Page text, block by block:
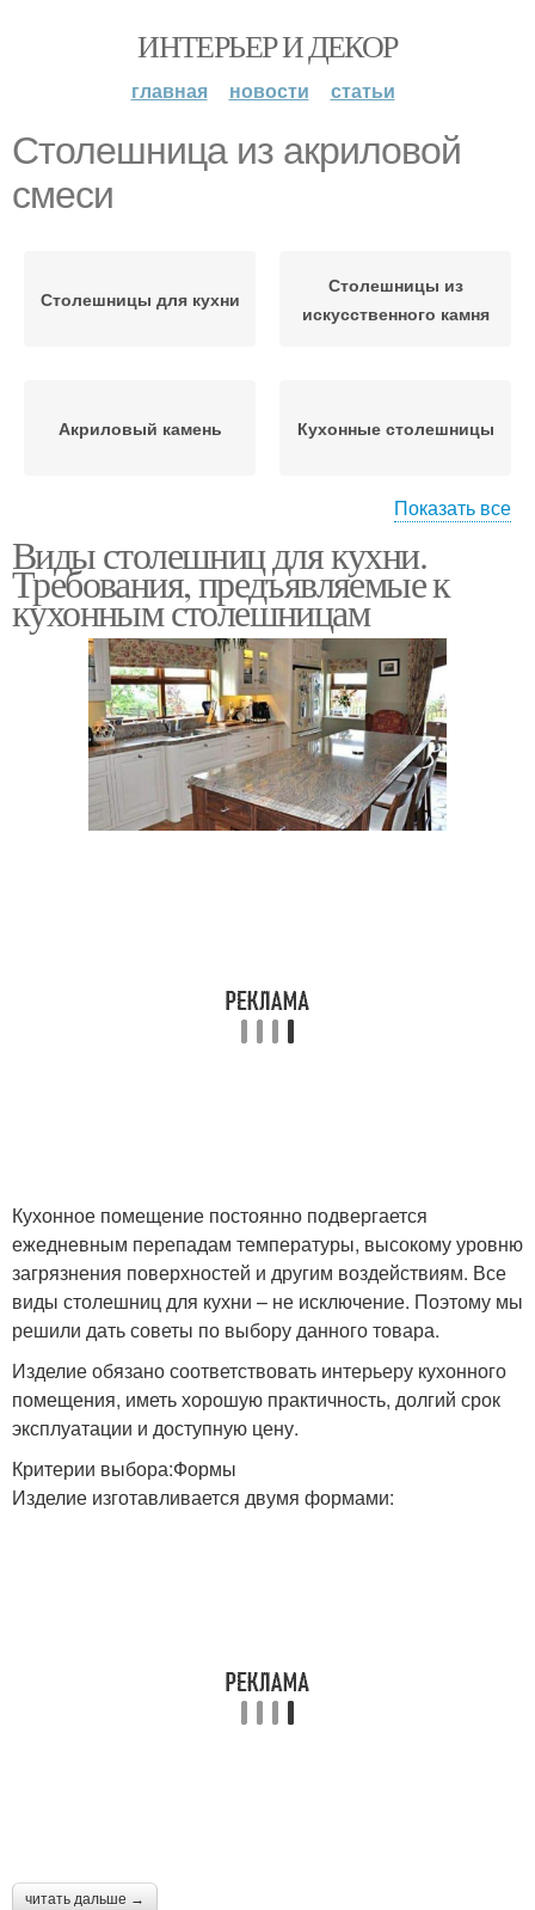
ИНТЕРЬЕР И ДЕКОР
главная новости статьи
Столешница из акриловой
смеси
Столешницы для кухни
Столешницы из
искусственного камня
Акриловый камень Кухонные столешницы
столешницы
Показать все
Виды столешниц для кухни.
Требования, предъявляемые к
кухонным столешницам
Кухонное помещение постоянно подвергается
ежедневным перепадам температуры, высокому уровню
загрязнения поверхностей и другим воздействиям. Все
виды столешниц для кухни – не исключение. Поэтому мы
решили дать советы по выбору данного товара.
Изделие обязано соответствовать интерьеру кухонного
помещения, иметь хорошую практичность, долгий срок
эксплуатации и доступную цену.
Критерии выбора:Формы
Изделие изготавливается двумя формами:
читать дальше →